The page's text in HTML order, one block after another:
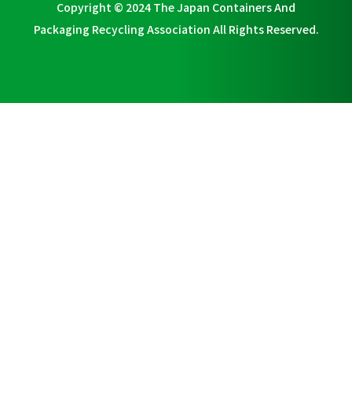
Copyright © 2024 The Japan Containers And
Packaging Recycling Association All Rights Reserved.